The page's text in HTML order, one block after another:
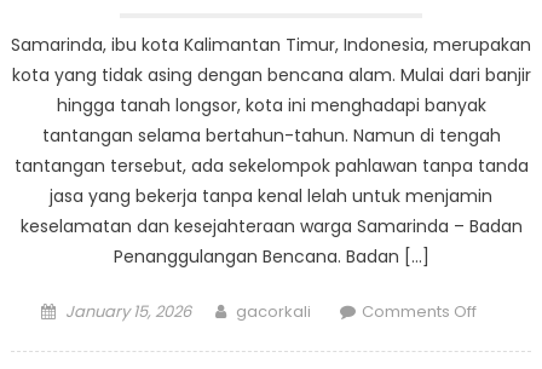
Lives
and
Property
Samarinda, ibu kota Kalimantan Timur, Indonesia, merupakan
kota yang tidak asing dengan bencana alam. Mulai dari banjir
hingga tanah longsor, kota ini menghadapi banyak
tantangan selama bertahun-tahun. Namun di tengah
tantangan tersebut, ada sekelompok pahlawan tanpa tanda
jasa yang bekerja tanpa kenal lelah untuk menjamin
keselamatan dan kesejahteraan warga Samarinda – Badan
Penanggulangan Bencana. Badan […]
Posted
January 15, 2026 Author
gacorkali Comments Offon